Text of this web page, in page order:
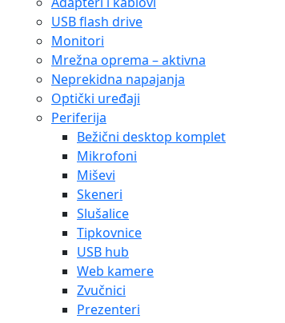
USB flash drive
Monitori
Mrežna oprema – aktivna
Neprekidna napajanja
Optički uređaji
Periferija
Bežični desktop komplet
Mikrofoni
Miševi
Skeneri
Slušalice
Tipkovnice
USB hub
Web kamere
Zvučnici
Prezenteri